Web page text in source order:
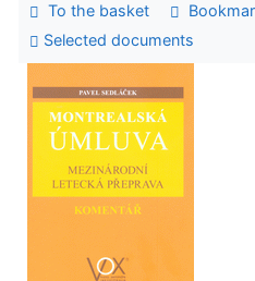
To the basket
Selected documents